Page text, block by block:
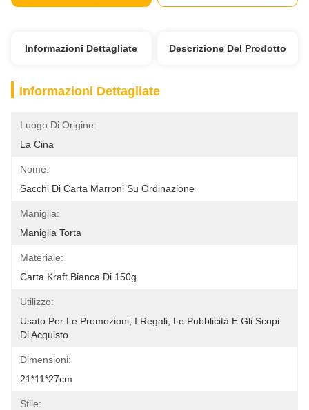
Informazioni Dettagliate Descrizione Del Prodotto
Informazioni Dettagliate
Luogo Di Origine:
La Cina
Nome:
Sacchi Di Carta Marroni Su Ordinazione
Maniglia:
Maniglia Torta
Materiale:
Carta Kraft Bianca Di 150g
Utilizzo:
Usato Per Le Promozioni, I Regali, Le Pubblicità E Gli Scopi
Di Acquisto
Dimensioni:
21*11*27cm
Stile: